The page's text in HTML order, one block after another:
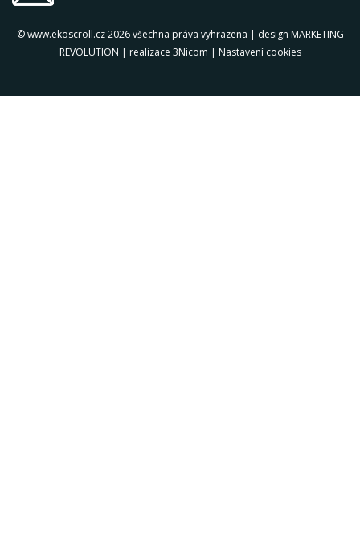
© www.ekoscroll.cz 2026 všechna práva vyhrazena | design MARKETING
REVOLUTION | realizace 3Nicom | Nastavení cookies